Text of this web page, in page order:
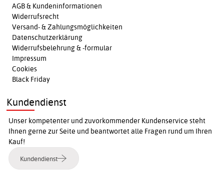
AGB & Kundeninformationen
Widerrufsrecht
Versand- & Zahlungsmöglichkeiten
Datenschutzerklärung
Widerrufsbelehrung & -formular
Impressum
Cookies
Black Friday
Kundendienst
Unser kompetenter und zuvorkommender Kundenservice steht
Ihnen gerne zur Seite und beantwortet alle Fragen rund um Ihren
Kauf!
Kundendienst